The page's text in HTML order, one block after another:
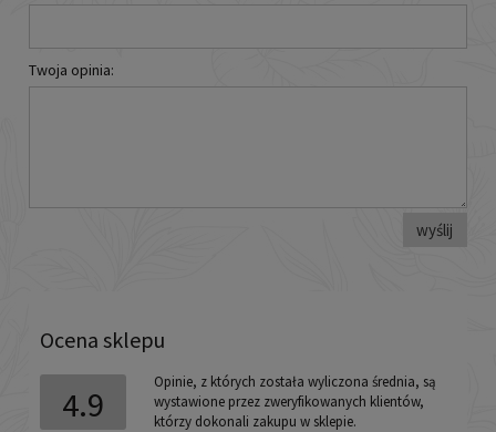
Twoja opinia:
wyślij
Ocena sklepu
4.9
Opinie, z których została wyliczona średnia, są
wystawione przez zweryfikowanych klientów,
którzy dokonali zakupu w sklepie.